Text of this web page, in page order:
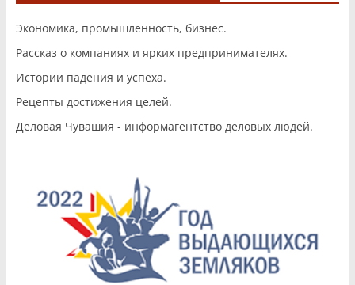
Экономика, промышленность, бизнес.
Рассказ о компаниях и ярких предпринимателях.
Истории падения и успеха.
Рецепты достижения целей.
Деловая Чувашия - информагентство деловых людей.